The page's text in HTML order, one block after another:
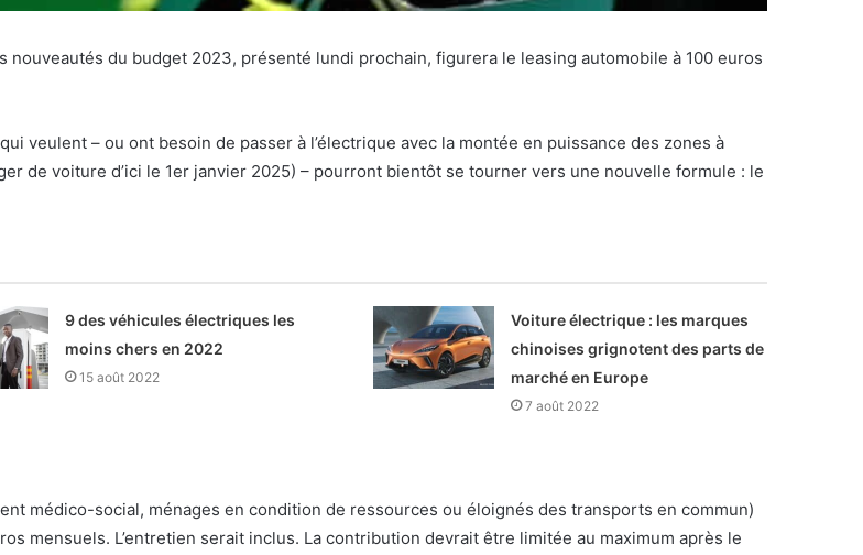
nouveautés du budget 2023, présenté lundi prochain, figurera le leasing automobile à 100 euros
veulent – ou ont besoin de passer à l’électrique avec la montée en puissance des zones à
de voiture d’ici le 1er janvier 2025) – pourront bientôt se tourner vers une nouvelle formule : le
9 des véhicules électriques les
moins chers en 2022
15 août 2022
Voiture électrique : les marques
chinoises grignotent des parts de
marché en Europe
7 août 2022
médico-social, ménages en condition de ressources ou éloignés des transports en commun)
mensuels. L’entretien serait inclus. La contribution devrait être limitée au maximum après le